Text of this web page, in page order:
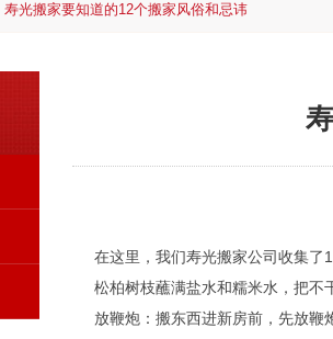
寿光搬家要知道的12个搬家风俗和忌讳
在这里，我们寿光搬家公司收集了
松柏树枝蘸满盐水和糯米水，把不
放鞭炮：搬东西进新房前，先放鞭